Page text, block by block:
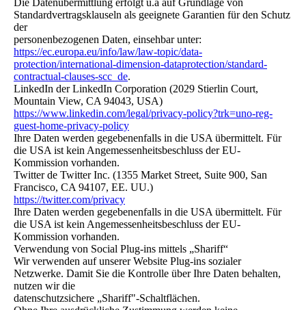
Die Datenübermittlung erfolgt u.a auf Grundlage von
Standardvertragsklauseln als geeignete Garantien für den Schutz
der
personenbezogenen Daten, einsehbar unter:
https://ec.europa.eu/info/law/law-topic/data-
protection/international-dimension-dataprotection/standard-
contractual-clauses-scc_de.
LinkedIn der LinkedIn Corporation (2029 Stierlin Court,
Mountain View, CA 94043, USA)
https://www.linkedin.com/legal/privacy-policy?trk=uno-reg-
guest-home-privacy-policy
Ihre Daten werden gegebenenfalls in die USA übermittelt. Für
die USA ist kein Angemessenheitsbeschluss der EU-
Kommission vorhanden.
Twitter de Twitter Inc. (1355 Market Street, Suite 900, San
Francisco, CA 94107, EE. UU.)
https://twitter.com/privacy
Ihre Daten werden gegebenenfalls in die USA übermittelt. Für
die USA ist kein Angemessenheitsbeschluss der EU-
Kommission vorhanden.
Verwendung von Social Plug-ins mittels „Shariff“
Wir verwenden auf unserer Website Plug-ins sozialer
Netzwerke. Damit Sie die Kontrolle über Ihre Daten behalten,
nutzen wir die
datenschutzsichere „Shariff"-Schaltflächen.